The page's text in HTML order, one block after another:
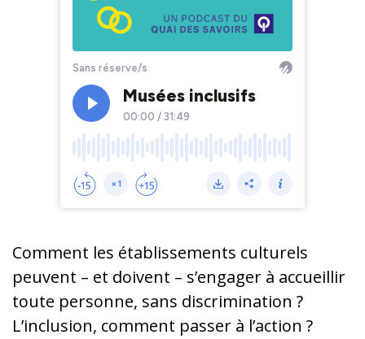
Comment les établissements culturels
peuvent – et doivent – s’engager à accueillir
toute personne, sans discrimination ?
L’inclusion, comment passer à l’action ?